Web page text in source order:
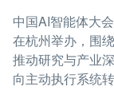
中国AI智能体大
在杭州举办，围
推动研究与产业
向主动执行系统